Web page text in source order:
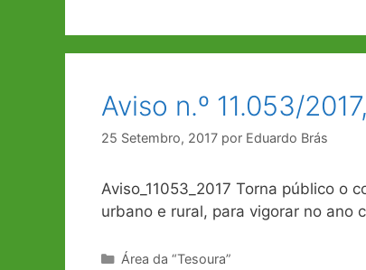
Aviso n.º 11.053/
25 Setembro, 2017 por Eduardo Brás
Aviso_11053_2017 Torna público
urbano e rural, para vigorar no ano
Categorias
Área da “Tesoura”